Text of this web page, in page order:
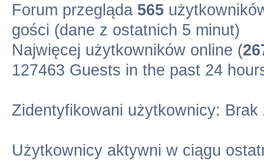
Forum przegląda 565
gości (dane z ostatnich 5 minut)
Najwięcej użytkowników online (
127463 Guests in the past 24
Zidentyfikowani użytkownicy:
Użytkownicy aktywni w ciągu